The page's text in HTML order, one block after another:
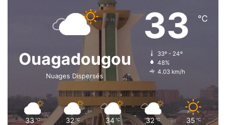
Ouagadougou
Nuages Dispersés
33 ℃
33º - 24º
48%
4.03 km/h
33 ℃ 32 ℃ 34 ℃ 32 ℃ 35 ℃